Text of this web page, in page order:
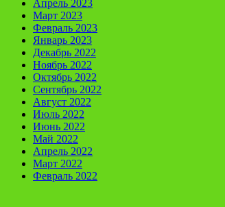
Апрель 2023
Март 2023
Февраль 2023
Январь 2023
Декабрь 2022
Ноябрь 2022
Октябрь 2022
Сентябрь 2022
Август 2022
Июль 2022
Июнь 2022
Май 2022
Апрель 2022
Март 2022
Февраль 2022